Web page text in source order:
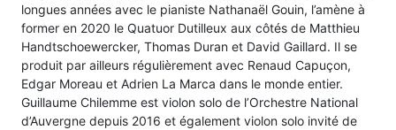
longues années avec le pianiste Nathanaël Gouin, l’amène à
former en 2020 le Quatuor Dutilleux aux côtés de Matthieu
Handtschoewercker, Thomas Duran et David Gaillard. Il se
produit par ailleurs régulièrement avec Renaud Capuçon,
Edgar Moreau et Adrien La Marca dans le monde entier.
Guillaume Chilemme est violon solo de l’Orchestre National
d’Auvergne depuis 2016 et également violon solo invité de